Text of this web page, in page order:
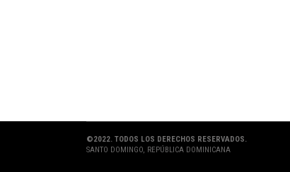
©2022. TODOS LOS DERECHOS RESERVADOS.
SANTO DOMINGO, REPÚBLICA DOMINICANA